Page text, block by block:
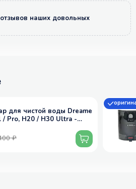
наших довольных
для чистой воды Dreame
/ Pro, H20 / H30 Ultra -
₽